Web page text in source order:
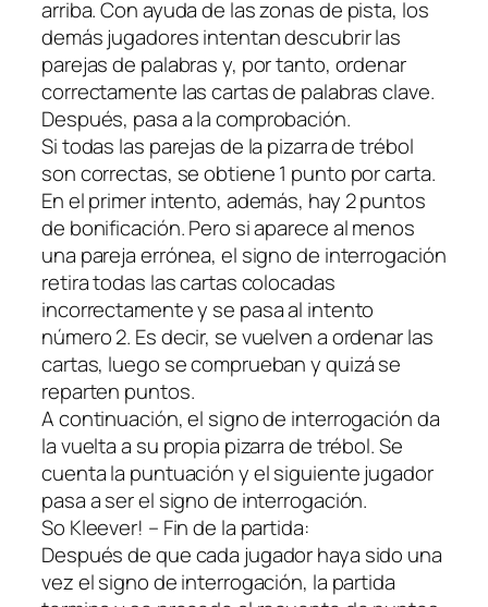
arriba. Con ayuda de las zonas de pista, los
demás jugadores intentan descubrir las
parejas de palabras y, por tanto, ordenar
correctamente las cartas de palabras clave.
Después, pasa a la comprobación.
Si todas las parejas de la pizarra de trébol
son correctas, se obtiene 1 punto por carta.
En el primer intento, además, hay 2 puntos
de bonificación. Pero si aparece al menos
una pareja errónea, el signo de interrogación
retira todas las cartas colocadas
incorrectamente y se pasa al intento
número 2. Es decir, se vuelven a ordenar las
cartas, luego se comprueban y quizá se
reparten puntos.
A continuación, el signo de interrogación da
la vuelta a su propia pizarra de trébol. Se
cuenta la puntuación y el siguiente jugador
pasa a ser el signo de interrogación.
So Kleever! – Fin de la partida:
Después de que cada jugador haya sido una
vez el signo de interrogación, la partida